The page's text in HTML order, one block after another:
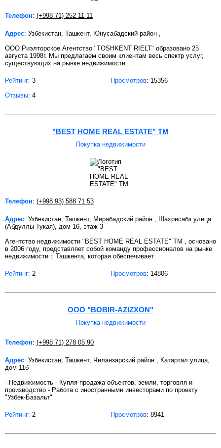
Телефон: (+998 71) 252 11 11
Адрес: Узбекистан, Ташкент, Юнусабадский район ,
ООО Риэлторское Агентство "TOSHKENT RIELT" образовано 25
августа 1998г. Мы предлагаем своим клиентам весь спектр услуг,
существующих на рынке недвижимости.
Рейтинг: 3 Просмотров: 15356
Отзывы: 4
"BEST HOME REAL ESTATE" TM
Покупка недвижимости
Телефон: (+998 93) 588 71 53
Адрес: Узбекистан, Ташкент, Мирабадский район , Шахрисабз улица
(Абдуллы Тукая), дом 16, этаж 3
Агентство недвижимости "BEST HOME REAL ESTATE" TM , основано
в 2006 году, представляет собой команду профессионалов на рынке
недвижимости г. Ташкента, которая обеспечивает
Рейтинг: 2 Просмотров: 14806
OOO "BOBIR-AZIZXON"
Покупка недвижимости
Телефон: (+998 71) 278 05 90
Адрес: Узбекистан, Ташкент, Чиланзарский район , Катартал улица,
дом 11б
- Недвижимость - Купля-продажа объектов, земли, торговля и
производство - Работа с иностранными инвесторами по проекту
"Узбек-Базальт"
Рейтинг: 2 Просмотров: 8941